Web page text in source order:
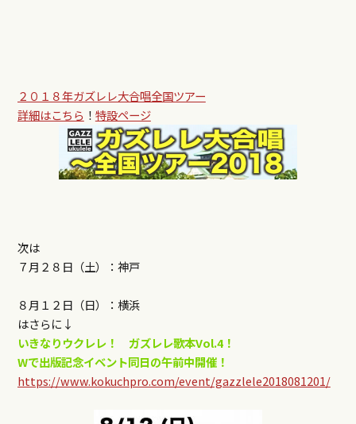
２０１８年ガズレレ大合唱全国ツアー
詳細はこちら ！ 特設ページ
次は
７月２８日（土）：神戸
８月１２日（日）：横浜
はさらに↓
いきなりウクレレ！ ガズレレ歌本Vol.4！
Wで出版記念イベント同日の午前中開催！
https://www.kokuchpro.com/event/gazzlele2018081201/